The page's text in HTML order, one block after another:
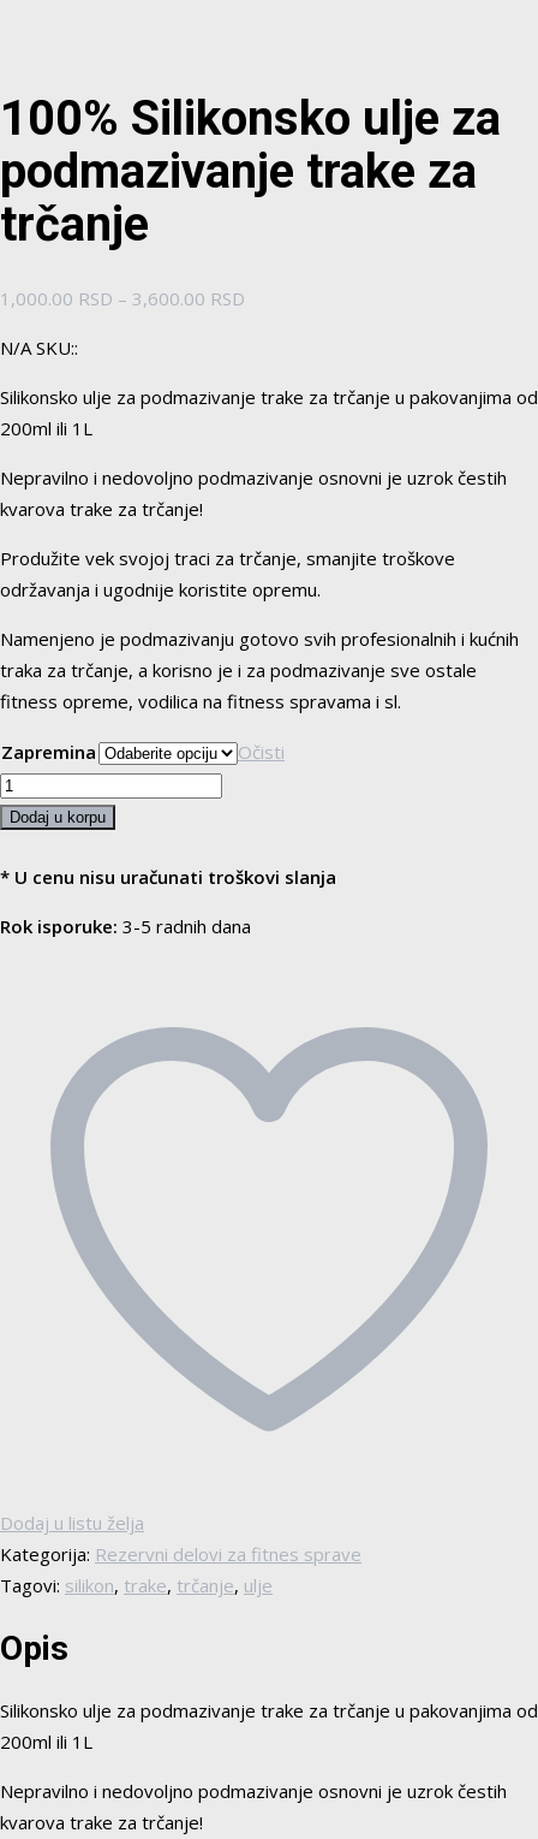
100% Silikonsko ulje za
podmazivanje trake za
trčanje
1,000.00 RSD – 3,600.00 RSD
1,000.00 RSD
N/A SKU::
Silikonsko ulje za podmazivanje trake za trčanje u pakovanjima od
200ml ili 1L
Nepravilno i nedovoljno podmazivanje osnovni je uzrok čestih
kvarova trake za trčanje!
Produžite vek svojoj traci za trčanje, smanjite troškove
održavanja i ugodnije koristite opremu.
Namenjeno je podmazivanju gotovo svih profesionalnih i kućnih
traka za trčanje, a korisno je i za podmazivanje sve ostale
fitness opreme, vodilica na fitness spravama i sl.
Zapremina
Očisti
100%
Silikonsko
za
trake
Dodaj u korpu
* U cenu nisu uračunati troškovi slanja
Rok isporuke: 3-5 radnih dana
Dodaj u listu želja
Kategorija: Rezervni delovi za fitnes sprave
Tagovi: silikon, trake, trčanje, ulje
Opis
Silikonsko ulje za podmazivanje trake za trčanje u pakovanjima od
200ml ili 1L
Nepravilno i nedovoljno podmazivanje osnovni je uzrok čestih
kvarova trake za trčanje!